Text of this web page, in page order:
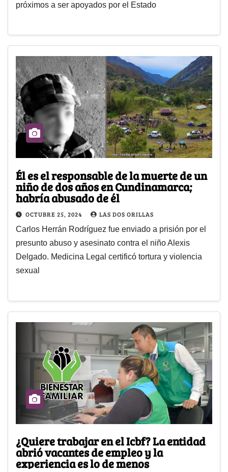
próximos a ser apoyados por el Estado
Él es el responsable de la muerte de un
niño de dos años en Cundinamarca;
habría abusado de él
OCTUBRE 25, 2024 LAS DOS ORILLAS
Carlos Herrán Rodríguez fue enviado a prisión por el
presunto abuso y asesinato contra el niño Alexis
Delgado. Medicina Legal certificó tortura y violencia
sexual
¿Quiere trabajar en el Icbf? La entidad
abrió vacantes de empleo y la
experiencia es lo de menos